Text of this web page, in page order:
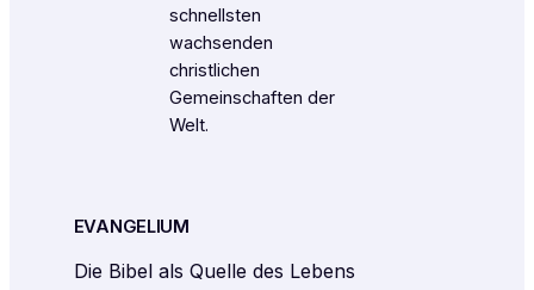
schnellsten
wachsenden
christlichen
Gemeinschaften der
Welt.
EVANGELIUM
Die Bibel als Quelle des Lebens